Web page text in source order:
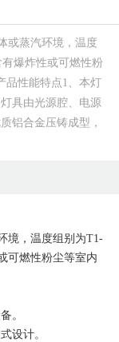
或蒸汽环境，温度
有爆炸性或可燃性粉
品性能特点1、本灯
具由光源腔、电源
铝合金压铸成型，
境，温度组别为T1-
可燃性粉尘等室内
。
设计。